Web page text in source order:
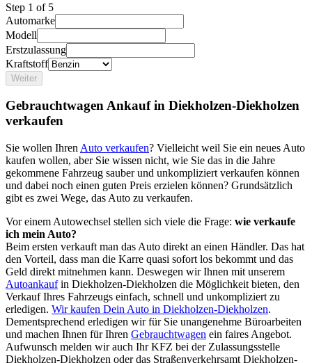
Step 1 of 5
Automarke
Modell
Erstzulassung
Kraftstoff
Weiter
Gebrauchtwagen Ankauf in Diekholzen-Diekholzen
verkaufen
Sie wollen Ihren Auto verkaufen? Vielleicht weil Sie ein neues Auto
kaufen wollen, aber Sie wissen nicht, wie Sie das in die Jahre
gekommene Fahrzeug sauber und unkompliziert verkaufen können
und dabei noch einen guten Preis erzielen können? Grundsätzlich
gibt es zwei Wege, das Auto zu verkaufen.
Vor einem Autowechsel stellen sich viele die Frage: wie verkaufe
ich mein Auto?
Beim ersten verkauft man das Auto direkt an einen Händler. Das hat
den Vorteil, dass man die Karre quasi sofort los bekommt und das
Geld direkt mitnehmen kann. Deswegen wir Ihnen mit unserem
Autoankaufin Diekholzen-Diekholzen die Möglichkeit bieten, den
Verkauf Ihres Fahrzeugs einfach, schnell und unkompliziert zu
erledigen. Wir kaufen Dein Auto in Diekholzen-Diekholzen.
Dementsprechend erledigen wir für Sie unangenehme Büroarbeiten
und machen Ihnen für Ihren Gebrauchtwagen ein faires Angebot.
Aufwunsch melden wir auch Ihr KFZ bei der Zulassungsstelle
Diekholzen-Diekholzen oder das Straßenverkehrsamt Diekholzen-